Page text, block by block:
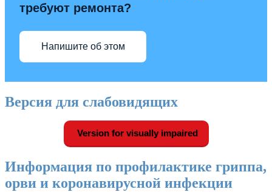
требуют ремонта?
Напишите об этом
Версия для слабовидящих
Version for visually impaired
Информация по профилактике гриппа,
орви и коронавирусной инфекции